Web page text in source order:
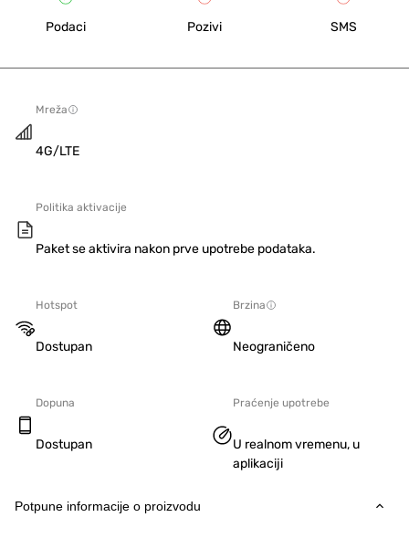
Podaci Pozivi SMS
Mreža
4G/LTE
Politika aktivacije
Paket se aktivira nakon prve upotrebe podataka.
Hotspot
Dostupan
Brzina
Neograničeno
Dopuna
Dostupan
Praćenje upotrebe
U realnom vremenu, u
aplikaciji
Potpune informacije o proizvodu